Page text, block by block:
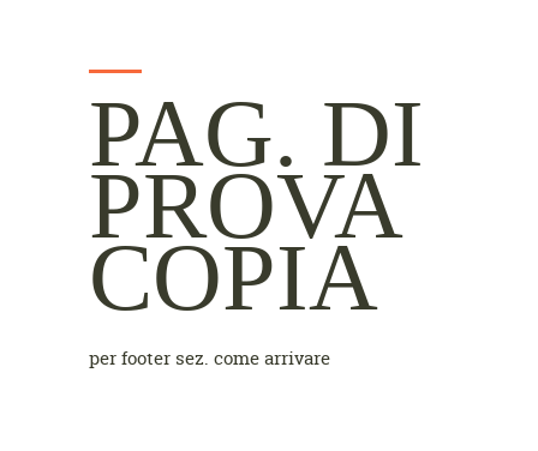
PAG. DI
PROVA
COPIA
per footer sez. come arrivare